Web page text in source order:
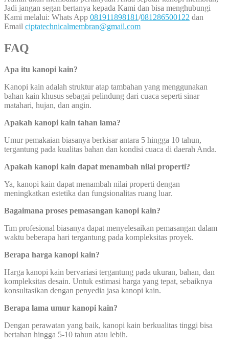
Jadi jangan segan bertanya kepada Kami dan bisa menghubungi
Kami melalui: Whats App 081911898181/081286500122 dan
Email ciptatechnicalmembran@gmail.com
FAQ
Apa itu kanopi kain?
Kanopi kain adalah struktur atap tambahan yang menggunakan
bahan kain khusus sebagai pelindung dari cuaca seperti sinar
matahari, hujan, dan angin.
Apakah kanopi kain tahan lama?
Umur pemakaian biasanya berkisar antara 5 hingga 10 tahun,
tergantung pada kualitas bahan dan kondisi cuaca di daerah Anda.
Apakah kanopi kain dapat menambah nilai properti?
Ya, kanopi kain dapat menambah nilai properti dengan
meningkatkan estetika dan fungsionalitas ruang luar.
Bagaimana proses pemasangan kanopi kain?
Tim profesional biasanya dapat menyelesaikan pemasangan dalam
waktu beberapa hari tergantung pada kompleksitas proyek.
Berapa harga kanopi kain?
Harga kanopi kain bervariasi tergantung pada ukuran, bahan, dan
kompleksitas desain. Untuk estimasi harga yang tepat, sebaiknya
konsultasikan dengan penyedia jasa kanopi kain.
Berapa lama umur kanopi kain?
Dengan perawatan yang baik, kanopi kain berkualitas tinggi bisa
bertahan hingga 5-10 tahun atau lebih.